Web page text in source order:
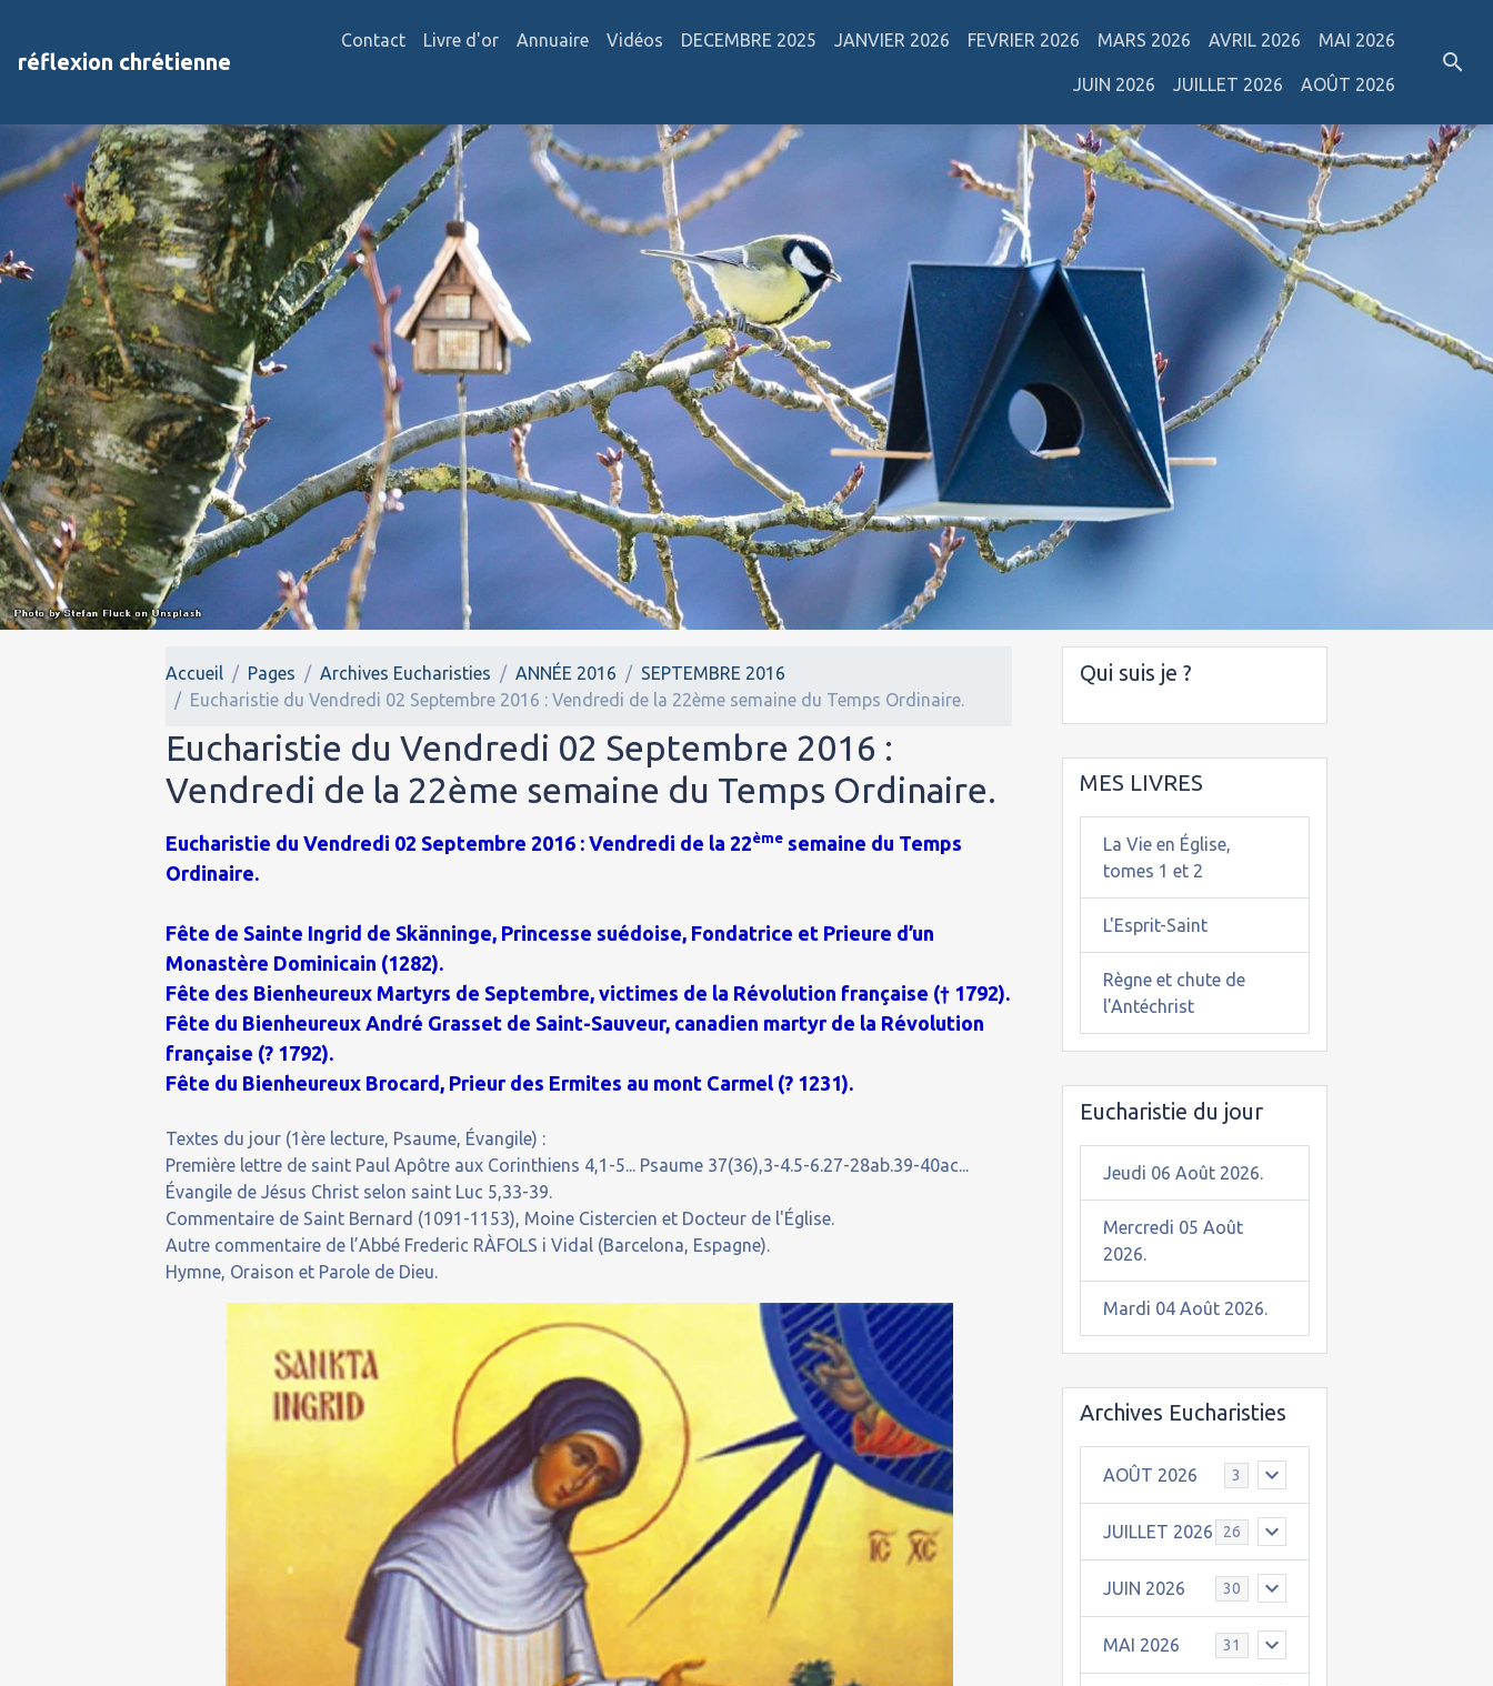
réflexion chrétienne
Contact Livre d'or Annuaire Vidéos DECEMBRE 2025 JANVIER 2026 FEVRIER 2026 MARS 2026 AVRIL 2026 MAI 2026
JUIN 2026 JUILLET 2026 AOÛT 2026
Accueil Pages Archives Eucharisties ANNÉE 2016
SEPTEMBRE 2016
Eucharistie du Vendredi 02 Septembre 2016 : Vendredi de la 22ème semaine du Temps Ordinaire.
Eucharistie du Vendredi 02 Septembre 2016 :
Vendredi de la 22ème semaine du Temps Ordinaire.
Eucharistie du Vendredi 02 Septembre 2016 : Vendredi de la 22ème semaine du Temps
Ordinaire.
Fête de Sainte Ingrid de Skänninge, Princesse suédoise, Fondatrice et Prieure d’un
Monastère Dominicain (1282).
Fête des Bienheureux Martyrs de Septembre, victimes de la Révolution française († 1792).
Fête du Bienheureux André Grasset de Saint-Sauveur, canadien martyr de la Révolution
française (? 1792).
Fête du Bienheureux Brocard, Prieur des Ermites au mont Carmel (? 1231).
Textes du jour (1ère lecture, Psaume, Évangile) :
Première lettre de saint Paul Apôtre aux Corinthiens 4,1-5... Psaume 37(36),3-4.5-6.27-28ab.39-40ac...
Évangile de Jésus Christ selon saint Luc 5,33-39.
Commentaire de Saint Bernard (1091-1153), Moine Cistercien et Docteur de l'Église.
Autre commentaire de l’Abbé Frederic RÀFOLS i Vidal (Barcelona, Espagne).
Hymne, Oraison et Parole de Dieu.
Qui suis je ?
MES LIVRES
La Vie en Église,
tomes 1 et 2
L'Esprit-Saint
Règne et chute de
l'Antéchrist
Eucharistie du jour
Jeudi 06 Août 2026.
Mercredi 05 Août
2026.
Mardi 04 Août 2026.
Archives Eucharisties
AOÛT 2026 3
JUILLET 2026 26
JUIN 2026 30
MAI 2026 31